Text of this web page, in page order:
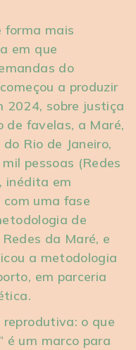
forma mais
em que
do
a produzir
2024, sobre justiça
de favelas, a Maré,
Rio de Janeiro,
pessoas (Redes
inédita em
uma fase
de
da Maré, e
a metodologia
em parceria
reprodutiva: o que
é um marco para